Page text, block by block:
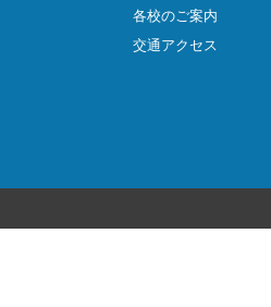
各校のご案内
交通アクセス